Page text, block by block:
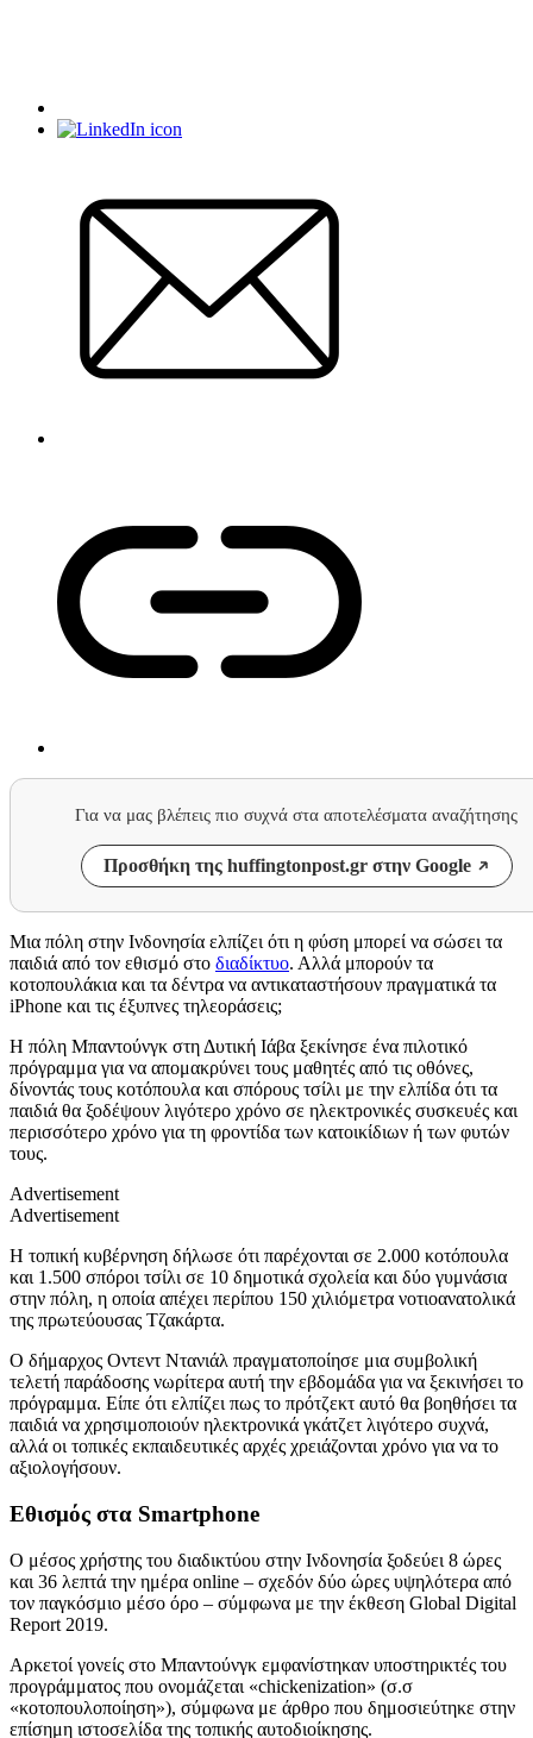
Για να μας βλέπεις πιο συχνά στα αποτελέσματα αναζήτησης
Προσθήκη της huffingtonpost.gr στην Google
Μια πόλη στην Ινδονησία ελπίζει ότι η φύση μπορεί να σώσει τα
παιδιά από τον εθισμό στο διαδίκτυο. Αλλά μπορούν τα
κοτοπουλάκια και τα δέντρα να αντικαταστήσουν πραγματικά τα
iPhone και τις έξυπνες τηλεοράσεις;
Η πόλη Μπαντούνγκ στη Δυτική Ιάβα ξεκίνησε ένα πιλοτικό
πρόγραμμα για να απομακρύνει τους μαθητές από τις οθόνες,
δίνοντάς τους κοτόπουλα και σπόρους τσίλι με την ελπίδα ότι τα
παιδιά θα ξοδέψουν λιγότερο χρόνο σε ηλεκτρονικές συσκευές και
περισσότερο χρόνο για τη φροντίδα των κατοικίδιων ή των φυτών
τους.
Advertisement
Advertisement
Η τοπική κυβέρνηση δήλωσε ότι παρέχονται σε 2.000 κοτόπουλα
και 1.500 σπόροι τσίλι σε 10 δημοτικά σχολεία και δύο γυμνάσια
στην πόλη, η οποία απέχει περίπου 150 χιλιόμετρα νοτιοανατολικά
της πρωτεύουσας Τζακάρτα.
Ο δήμαρχος Οντεντ Ντανιάλ πραγματοποίησε μια συμβολική
τελετή παράδοσης νωρίτερα αυτή την εβδομάδα για να ξεκινήσει το
πρόγραμμα. Είπε ότι ελπίζει πως το πρότζεκτ αυτό θα βοηθήσει τα
παιδιά να χρησιμοποιούν ηλεκτρονικά γκάτζετ λιγότερο συχνά,
αλλά οι τοπικές εκπαιδευτικές αρχές χρειάζονται χρόνο για να το
αξιολογήσουν.
Εθισμός στα Smartphone
Ο μέσος χρήστης του διαδικτύου στην Ινδονησία ξοδεύει 8 ώρες
και 36 λεπτά την ημέρα online – σχεδόν δύο ώρες υψηλότερα από
τον παγκόσμιο μέσο όρο – σύμφωνα με την έκθεση Global Digital
Report 2019.
Αρκετοί γονείς στο Μπαντούνγκ εμφανίστηκαν υποστηρικτές του
προγράμματος που ονομάζεται «chickenization» (σ.σ
«κοτοπουλoποίηση»), σύμφωνα με άρθρο που δημοσιεύτηκε στην
επίσημη ιστοσελίδα της τοπικής αυτοδιοίκησης.